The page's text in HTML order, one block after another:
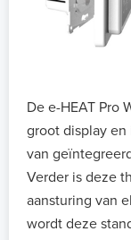
De e-HEAT Pro
groot display
van
Verder is deze
aansturing van
wordt deze